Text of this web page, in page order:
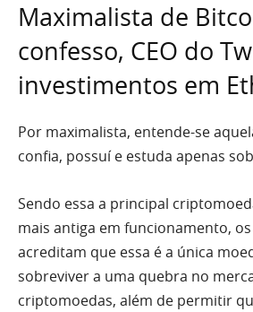
Maximalista de
confesso, CEO do
investimentos em
Por maximalista, entende-se
confia, possuí e estuda apenas
Sendo essa a principal
mais antiga em funcionamento,
acreditam que essa é a única
sobreviver a uma quebra no
criptomoedas, além de permitir